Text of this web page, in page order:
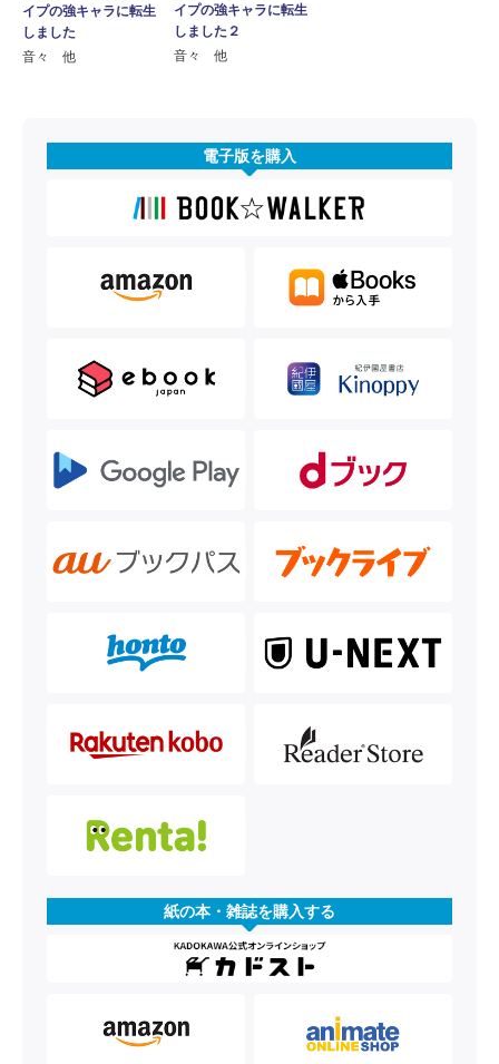
イプの強キャラに転生
しました
音々 他
イプの強キャラに転生
しました２
音々 他
電子版を購入
紙の本・雑誌を購入する